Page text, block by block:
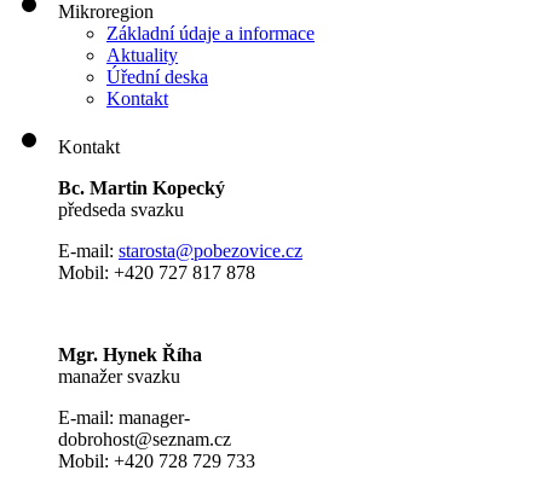
Mikroregion
Základní údaje a informace
Aktuality
Úřední deska
Kontakt
Kontakt
Bc. Martin Kopecký
předseda svazku
E-mail: starosta@pobezovice.cz
Mobil: +420 727 817 878
Mgr. Hynek Říha
manažer svazku
E-mail: manager-
dobrohost@seznam.cz
Mobil: +420 728 729 733